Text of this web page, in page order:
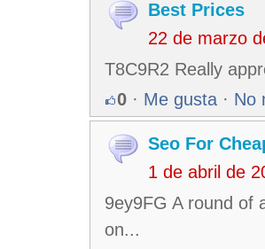
Best Prices
22 de marzo
T8C9R2 Really
0 · Me gusta · No
Seo For
1 de abril de
9ey9FG A round of
on...